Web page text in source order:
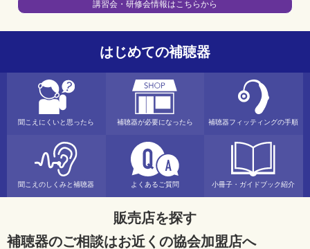
講習会・研修会情報はこちらから
はじめての補聴器
聞こえにくいと思ったら 補聴器が必要になったら 補聴器フィッティングの手順
聞こえのしくみと補聴器 よくあるご質問 小冊子・ガイドブック紹介
販売店を探す
補聴器のご相談はお近くの協会加盟店へ